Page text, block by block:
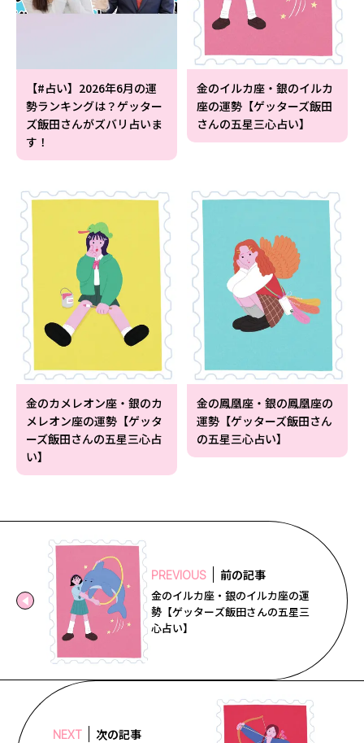
【#占い】2026年6月の運
勢ランキングは？ゲッター
ズ飯田さんがズバリ占いま
す！
金のイルカ座・銀のイルカ
座の運勢【ゲッターズ飯田
さんの五星三心占い】
金のカメレオン座・銀のカ
メレオン座の運勢【ゲッタ
ーズ飯田さんの五星三心占
い】
金の鳳凰座・銀の鳳凰座の
運勢【ゲッターズ飯田さん
の五星三心占い】
PREVIOUS 前の記事
金のイルカ座・銀のイルカ座の運
勢【ゲッターズ飯田さんの五星三
心占い】
NEXT 次の記事